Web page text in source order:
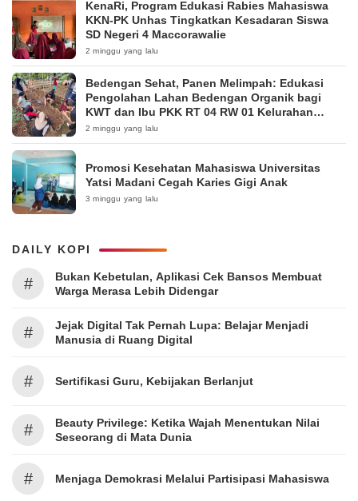
KenaRi, Program Edukasi Rabies Mahasiswa
KKN-PK Unhas Tingkatkan Kesadaran Siswa
SD Negeri 4 Maccorawalie
2 minggu yang lalu
Bedengan Sehat, Panen Melimpah: Edukasi
Pengolahan Lahan Bedengan Organik bagi
KWT dan Ibu PKK RT 04 RW 01 Kelurahan
Pakintelan
2 minggu yang lalu
Promosi Kesehatan Mahasiswa Universitas
Yatsi Madani Cegah Karies Gigi Anak
3 minggu yang lalu
DAILY KOPI
#
Bukan Kebetulan, Aplikasi Cek Bansos Membuat
Warga Merasa Lebih Didengar
#
Jejak Digital Tak Pernah Lupa: Belajar Menjadi
Manusia di Ruang Digital
# Sertifikasi Guru, Kebijakan Berlanjut
#
Beauty Privilege: Ketika Wajah Menentukan Nilai
Seseorang di Mata Dunia
# Menjaga Demokrasi Melalui Partisipasi Mahasiswa